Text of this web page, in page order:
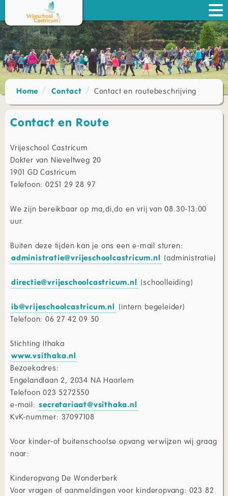
Home Contact Contact en routebeschrijving
Contact en Route
Vrijeschool Castricum
Dokter van Nieveltweg 20
1901 GD Castricum
Telefoon: 0251 29 28 97
We zijn bereikbaar op ma,di,do en vrij van 08.30-13:00
uur.
Buiten deze tijden kan je ons een e-mail sturen:
administratie@vrijeschoolcastricum.nl (administratie)
directie@vrijeschoolcastricum.nl (schoolleiding)
ib@vrijeschoolcastricum.nl (intern begeleider)
Telefoon: 06 27 42 09 50
Stichting Ithaka
www.vsithaka.nl
Bezoekadres:
Engelandlaan 2, 2034 NA Haarlem
Telefoon 023 5272550
e-mail: secretariaat@vsithaka.nl
KvK-nummer: 37097108
Voor kinder-of buitenschoolse opvang verwijzen wij graag
naar:
Kinderopvang De Wonderberk
Voor vragen of aanmeldingen voor kinderopvang: 023 82